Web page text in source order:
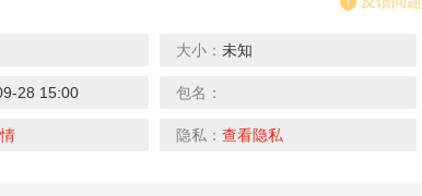
大小： 未知
28 15:00 包名：
隐私： 查看隐私
中餐厅（明星综艺同名手游） 太古封魔录2
下载